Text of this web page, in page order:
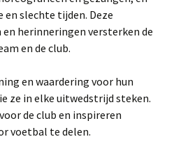
slechte tijden. Deze
herinneringen versterken de
en de club.
en waardering voor hun
ze in elke uitwedstrijd steken.
de club en inspireren
voetbal te delen.